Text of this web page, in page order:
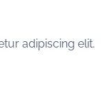
adipiscing elit.